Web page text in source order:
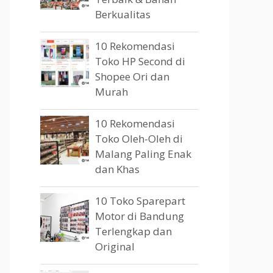
Berkualitas
10 Rekomendasi
Toko HP Second di
Shopee Ori dan
Murah
10 Rekomendasi
Toko Oleh-Oleh di
Malang Paling Enak
dan Khas
10 Toko Sparepart
Motor di Bandung
Terlengkap dan
Original